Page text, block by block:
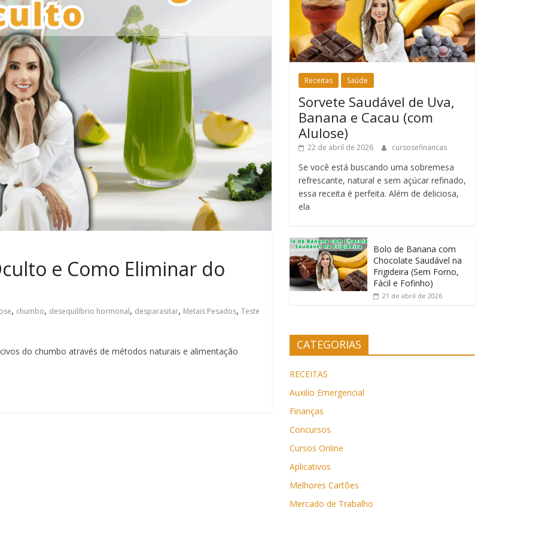
e Como Eliminar do
, chumbo, desequilíbrio hormonal, desparasitar, Metais Pesados, Teste
do chumbo através de métodos naturais e alimentação
Receitas Saúde
Sorvete Saudável de Uva,
Banana e Cacau (com
Alulose)
22 de abril de 2026 cursosefinancas
Se você está buscando uma sobremesa
refrescante, natural e sem açúcar refinado,
essa receita é perfeita. Além de deliciosa,
ela
Bolo de Banana com
Chocolate Saudável na
Frigideira (Sem Forno,
Fácil e Fofinho)
21 de abril de 2026
CATEGORIAS
RECEITAS
Auxilio Emergencial
Finanças
Concursos
Cursos Online
Aplicativos
Melhores Cartões
Mercado de Trabalho